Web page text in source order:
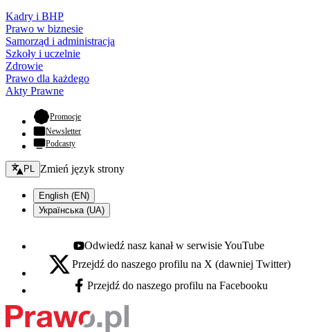
Kadry i BHP
Prawo w biznesie
Samorząd i administracja
Szkoły i uczelnie
Zdrowie
Prawo dla każdego
Akty Prawne
Promocje- otwiera się w nowej karcie
Newsletter
Podcasty
Zmień język - bieżący:
PL Zmień język strony
English (EN)
Українська (UA)
Youtube - otwiera się w nowej karcie
Odwiedź nasz kanał w serwisie YouTube
X - otwiera się w nowej karcie
Przejdź do naszego profilu na X (dawniej Twitter)
Facebook - otwiera się w nowej karcie
Przejdź do naszego profilu na Facebooku